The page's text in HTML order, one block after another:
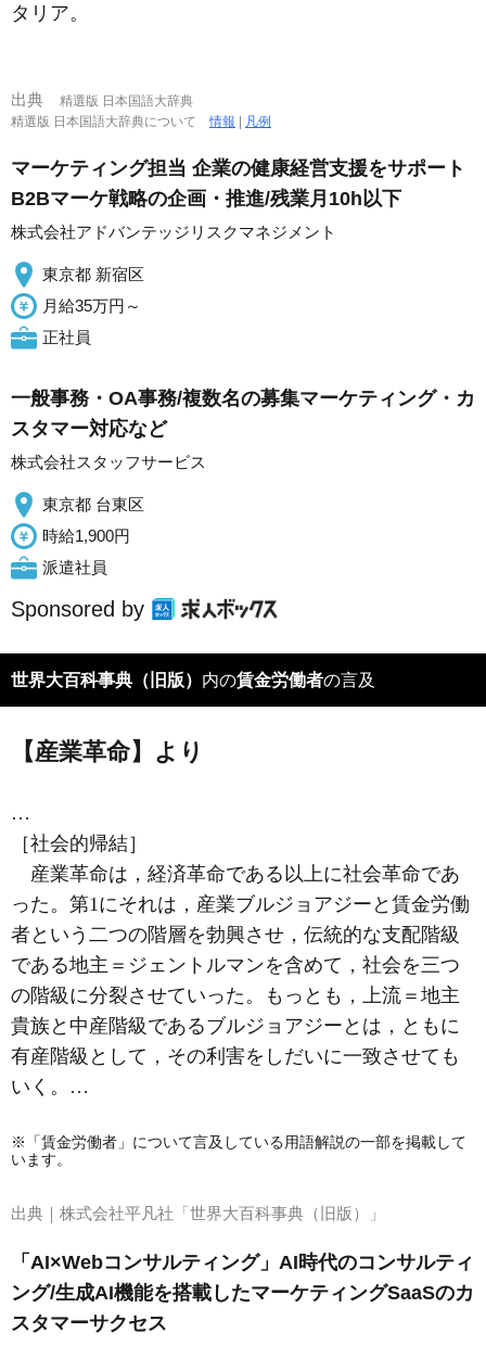
タリア。
出典
精選版 日本国語大辞典
精選版 日本国語大辞典について情報 | 凡例
マーケティング担当 企業の健康経営支援をサポート
B2Bマーケ戦略の企画・推進/残業月10h以下
株式会社アドバンテッジリスクマネジメント
東京都 新宿区
月給35万円～
正社員
一般事務・OA事務/複数名の募集マーケティング・カ
スタマー対応など
株式会社スタッフサービス
東京都 台東区
時給1,900円
派遣社員
Sponsored by
世界大百科事典（旧版） 内の賃金労働者の言及
【産業革命】より
…
［社会的帰結］
産業革命は，経済革命である以上に社会革命であ
った。第1にそれは，産業ブルジョアジーと賃金労働
者という二つの階層を勃興させ，伝統的な支配階級
である地主＝ジェントルマンを含めて，社会を三つ
の階級に分裂させていった。もっとも，上流＝地主
貴族と中産階級であるブルジョアジーとは，ともに
有産階級として，その利害をしだいに一致させても
いく。…
※「賃金労働者」について言及している用語解説の一部を掲載して
います。
出典｜ 株式会社平凡社「世界大百科事典（旧版）」
「AI×Webコンサルティング」AI時代のコンサルティ
ング/生成AI機能を搭載したマーケティングSaaSのカ
スタマーサクセス